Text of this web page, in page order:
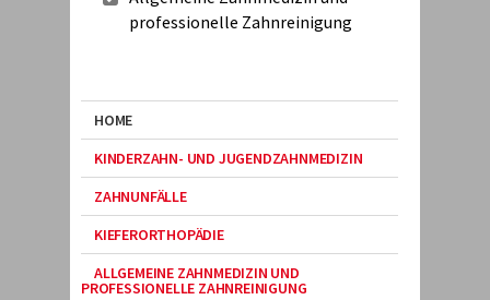
professionelle Zahnreinigung
HOME
KINDERZAHN- UND JUGENDZAHNMEDIZIN
ZAHNUNFÄLLE
KIEFERORTHOPÄDIE
ALLGEMEINE ZAHNMEDIZIN UND
PROFESSIONELLE ZAHNREINIGUNG